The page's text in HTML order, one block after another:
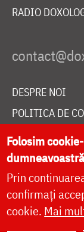
RADIO
DESPRE NOI
POLITICA DE
DONEAZĂ
LIVE
Folosim
Prin
confirmați
cookie. Mai